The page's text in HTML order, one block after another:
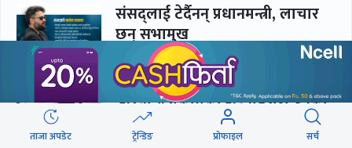
संसद्लाई टेर्दैनन् प्रधानमन्त्री, लाचार
छन् सभामुख
‘अस्थायी प्रकृतिको अध्यादेशले ऐनको
व्यवस्था विस्थापित गर्न सक्दैन’
ताजा अपडेट ट्रेन्डिङ प्रोफाइल सर्च